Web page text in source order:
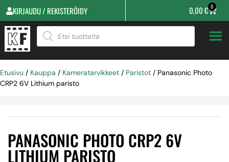
KIRJAUDU / REKISTERÖIDY 0,00€ 0
Etusivu / Kauppa / Kameratarvikkeet / Paristot / Panasonic Photo
CRP2 6V Lithium paristo
PANASONIC PHOTO CRP2 6V
LITHIUM PARISTO